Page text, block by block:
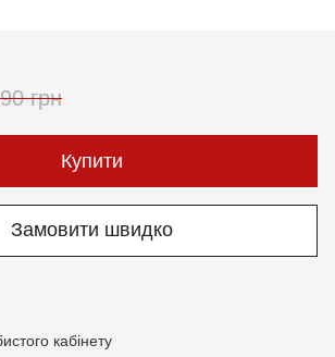
грн
Купити
Замовити швидко
кабінету